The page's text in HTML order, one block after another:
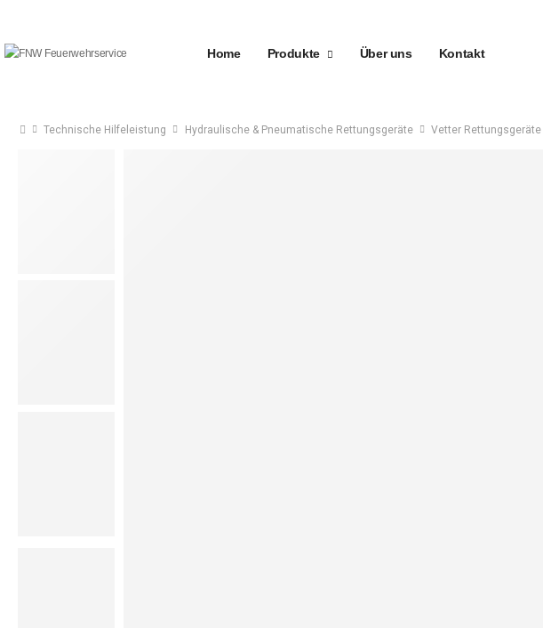
Home Produkte Über uns Kontakt
Technische Hilfeleistung Hydraulische & Pneumatische Rettungsgeräte Vetter Rettungsgeräte